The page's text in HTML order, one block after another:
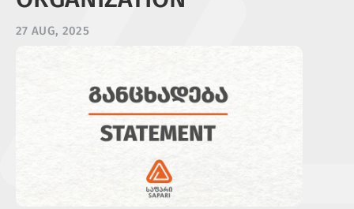
27 AUG, 2025